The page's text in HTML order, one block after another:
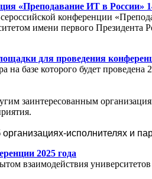
«Преподавание ИТ в России»
конференции
имени первого
для проведения
на базе которого будет
заинтересованным
исполнителях и
2025 года
взаимодействия